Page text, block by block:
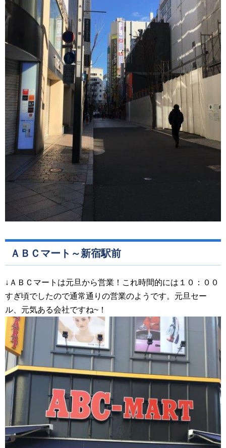
ＡＢＣマート～新宿駅前
↓ＡＢＣマートは元旦から営業！これ時間的には１０：００
すぎ頃でしたので通常通りの営業のようです。元旦セー
ル、元気ある会社ですね~！